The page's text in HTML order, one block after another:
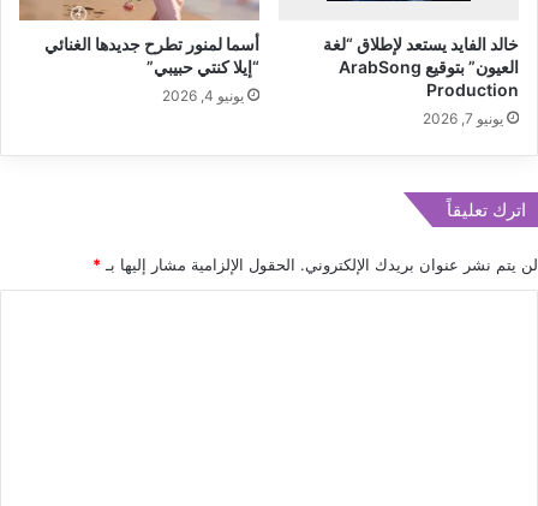
ي
ن
ي
ف
ب
و
ن
ا
ل
خ
م
ي
خالد الفايد يستعد لإطلاق “لغة
العيون” بتوقيع ArabSong
Production
يونيو 7, 2026
أسما لمنور تطرح جديدها الغنائي
“إيلا كنتي حبيبي”
يونيو 4, 2026
اترك تعليقاً
لن يتم نشر عنوان بريدك الإلكتروني. الحقول الإلزامية مشار إليها بـ*